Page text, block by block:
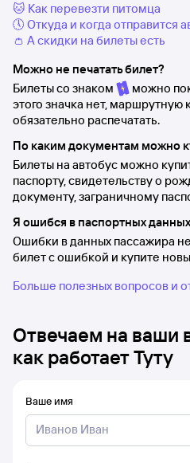
🐱 Как перевезти питомца
🕔 Откуда и когда отправится
👛 А скидки на билеты есть
Можно не печатать билет?
Билеты со знаком
можно
этого значка нет,
обязательно распечатать.
По каким документам можно
Билеты на автобус можно
паспорту, свидетельству о
документу, заграничному
Я ошибся в паспортных
Ошибки в данных пассажира
билет с ошибкой и купите
Больше полезных вопросов и
Отвечаем на ваши
как работает Туту
Ваше имя